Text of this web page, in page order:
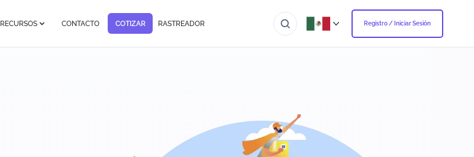
RECURSOS CONTACTO COTIZAR RASTREADOR Registro / Iniciar Sesión